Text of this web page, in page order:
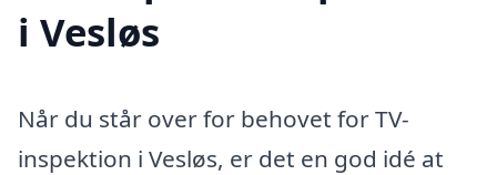
i Vesløs
Når du står over for behovet for TV-
inspektion i Vesløs, er det en god idé at